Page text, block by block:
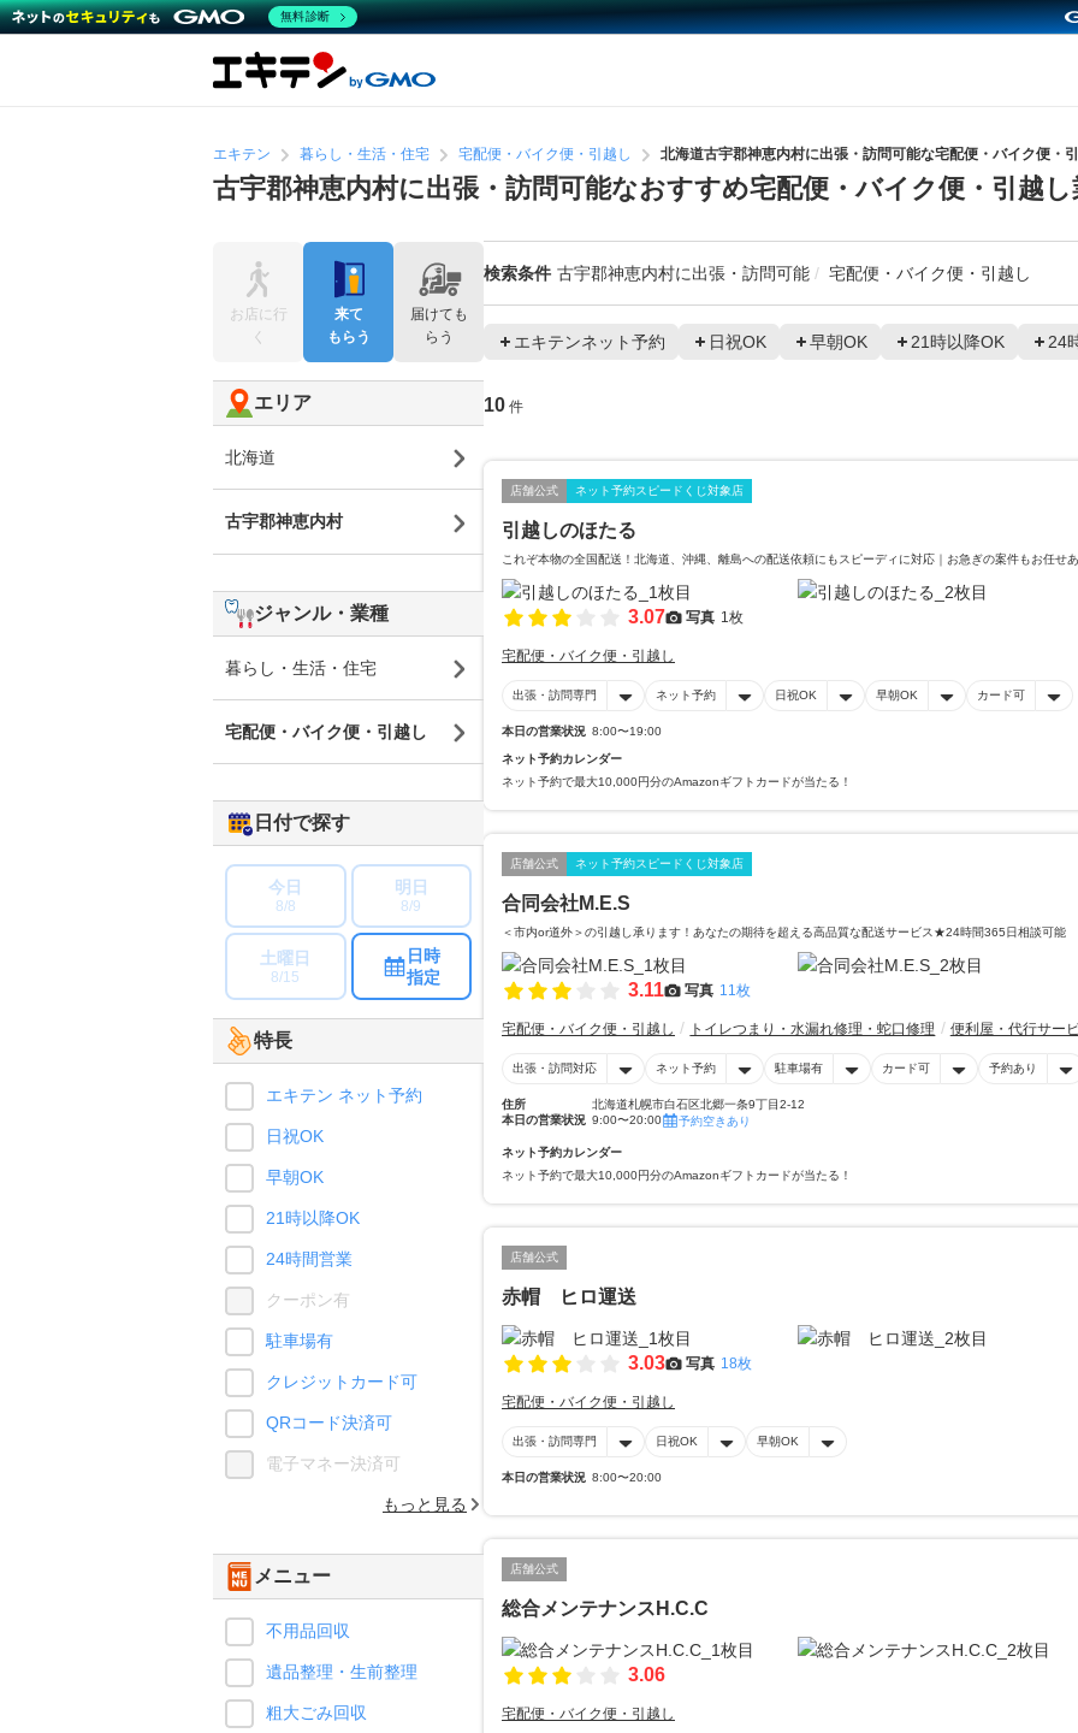
エキテン 暮らし・生活・住宅 宅配便・バイク便・引越し 北海道古宇郡神恵内村に出張・訪問可能な宅配便・バイク便・
古宇郡神恵内村に出張・訪問可能なおすすめ宅配便・バイク便・引越し
検索条件 古宇郡神恵内村に出張・訪問可能 宅配便・バイク便・引越し
エキテンネット予約 日祝OK 早朝OK 21時以降OK 24
10 件
店舗公式 ネット予約スピードくじ対象店
引越しのほたる
これぞ本物の全国配送！北海道、沖縄、離島への配送依頼にもスピーディに対応｜お急ぎの案件もお任せ
3.07 写真 1枚
宅配便・バイク便・引越し
出張・訪問専門 ネット予約 日祝OK 早朝OK カード可
本日の営業状況 8:00〜19:00
ネット予約カレンダー
ネット予約で最大10,000円分のAmazonギフトカードが当たる！
店舗公式 ネット予約スピードくじ対象店
合同会社M.E.S
＜市内or道外＞の引越し承ります！あなたの期待を超える高品質な配送サービス★24時間365日相談可能
3.11 写真 11枚
宅配便・バイク便・引越し トイレつまり・水漏れ修理・蛇口修理 便利屋・代行サー
出張・訪問対応 ネット予約 駐車場有 カード可 予約あり
住所
北海道札幌市白石区北郷一条9丁目2-12
本日の営業状況 9:00〜20:00 予約空きあり
ネット予約カレンダー
ネット予約で最大10,000円分のAmazonギフトカードが当たる！
店舗公式
赤帽 ヒロ運送
3.03 写真 18枚
宅配便・バイク便・引越し
出張・訪問専門 日祝OK 早朝OK
本日の営業状況 8:00〜20:00
店舗公式
総合メンテナンスH.C.C
3.06
宅配便・バイク便・引越し
お店に行
く
来て
もらう
届けても
らう
エリア
北海道
古宇郡神恵内村
ジャンル・業種
暮らし・生活・住宅
宅配便・バイク便・引越し
日付で探す
今日
8/8
明日
8/9
土曜日
8/15
日時
指定
特長
エキテン ネット予約
日祝OK
早朝OK
21時以降OK
24時間営業
クーポン有
駐車場有
クレジットカード可
QRコード決済可
電子マネー決済可
もっと見る
メニュー
不用品回収
遺品整理・生前整理
粗大ごみ回収
無料診断